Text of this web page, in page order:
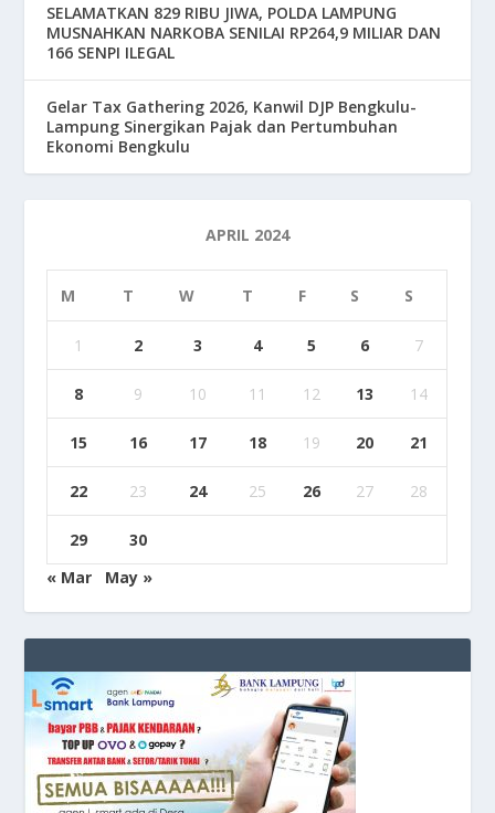
SELAMATKAN 829 RIBU JIWA, POLDA LAMPUNG
MUSNAHKAN NARKOBA SENILAI RP264,9 MILIAR DAN
166 SENPI ILEGAL
Gelar Tax Gathering 2026, Kanwil DJP Bengkulu-
Lampung Sinergikan Pajak dan Pertumbuhan
Ekonomi Bengkulu
APRIL 2024
M T W T F S S
1 2 3 4 5 6 7
8 9 10 11 12 13 14
15 16 17 18 19 20 21
22 23 24 25 26 27 28
29
30
« Mar
May »